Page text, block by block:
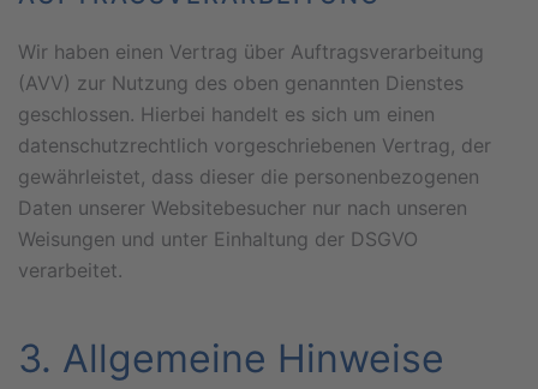
Wir haben einen Vertrag über Auftragsverarbeitung
(AVV) zur Nutzung des oben genannten Dienstes
geschlossen. Hierbei handelt es sich um einen
datenschutzrechtlich vorgeschriebenen Vertrag, der
gewährleistet, dass dieser die personenbezogenen
Daten unserer Websitebesucher nur nach unseren
Weisungen und unter Einhaltung der DSGVO
verarbeitet.
3. Allgemeine Hinweise